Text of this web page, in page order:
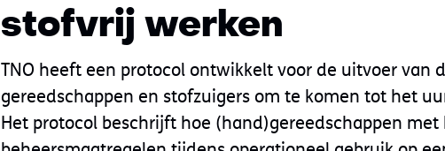
stofvrij werken
TNO heeft een protocol ontwikkelt voor de uitvoer van
gereedschappen en stofzuigers om te komen tot het
Het protocol beschrijft hoe (hand)gereedschappen met